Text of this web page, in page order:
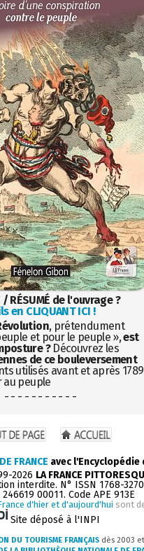
/ RÉSUMÉ de l'ouvrage ?
en CLIQUANT ICI !
, prétendument
et pour le peuple »,est
?Découvrez les
de ce bouleversement
utilisés avant et après 1789
au peuple
- - - - - - - - - - -
FRANCE avec
2026 LA FRANCE
interdite. N° ISSN 1768-
00011. Code APE 913E
d'hier et d'aujourd'hui sont
Site déposé à l'INPI
DU TOURISME FRANÇAIS dès 2003